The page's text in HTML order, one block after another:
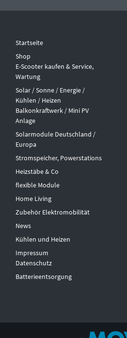
Startseite
Shop
E-Scooter kaufen & Service,
Wartung
Solar / Sonne / Energie /
Kühlen / Heizen
Balkonkraftwerk / Mini PV
Anlage
Solarmodule Deutschland /
Europa
Stromspeicher, Powerstations
Heizstäbe & Co
flexible Module
Home Living
Zubehör Elektromobilität
News
Kühlen und Heizen
Impressum
Datenschutz
Batterieentsorgung